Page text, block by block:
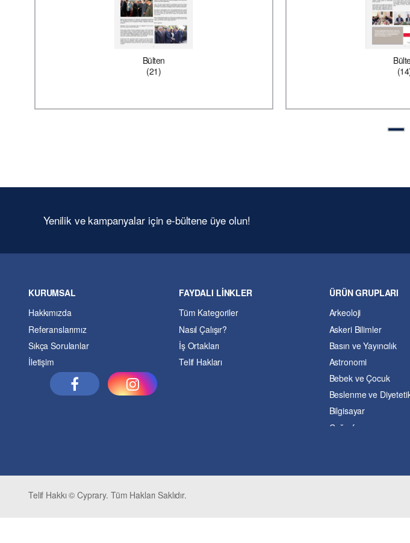
Bülten
(21)
Yenilik ve kampanyalar için e-bültene üye olun!
KURUMSAL
Hakkımızda
Referanslarımız
Sıkça Sorulanlar
İletişim
FAYDALI LİNKLER
Tüm Kategoriler
Nasıl Çalışır?
İş Ortakları
Telif Hakları
ÜRÜN GRUPLARI
Arkeoloji
Askeri Bilimler
Basın ve Yayıncılık
Astronomi
Bebek ve Çocuk
Beslenme ve
Bilgisayar
Coğrafya
Eğitim
Telif Hakkı © Cyprary. Tüm Hakları Saklıdır.